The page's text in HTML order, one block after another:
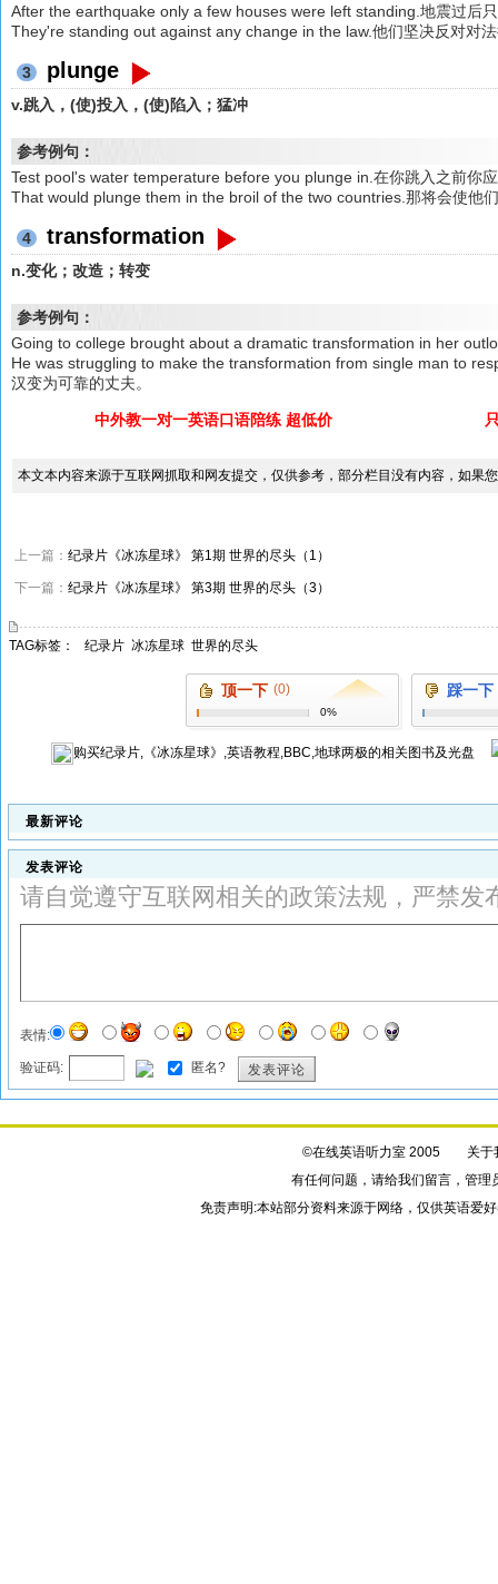
After the earthquake only a few houses were left standing.地震过后
They're standing out against any change in the law.他们坚决反对对
3 plunge
v.跳入，(使)投入，(使)陷入；猛冲
参考例句：
Test pool's water temperature before you plunge in.在你跳入之前你
That would plunge them in the broil of the two countries.那将会使他
4 transformation
n.变化；改造；转变
参考例句：
Going to college brought about a dramatic transformation in her
He was struggling to make the transformation from single man to
汉变为可靠的丈夫。
中外教一对一英语口语陪练 超低价
本文本内容来源于互联网抓取和网友提交，仅供参考，部分栏目没有内容，如果
上一篇： 纪录片《冰冻星球》 第1期 世界的尽头（1）
下一篇： 纪录片《冰冻星球》 第3期 世界的尽头（3）
TAG标签： 纪录片 冰冻星球 世界的尽头
顶一下 (0)
0%
踩一下
购买纪录片,《冰冻星球》,英语教程,BBC,地球两极的相关图书及光盘
最新评论
发表评论
请自觉遵守互联网相关的政策法规，严禁发
表情:
验证码: 匿名? 发表评论
©在线英语听力室 2005 关于
有任何问题，请给我们留言，管理
免责声明:本站部分资料来源于网络，仅供英语爱